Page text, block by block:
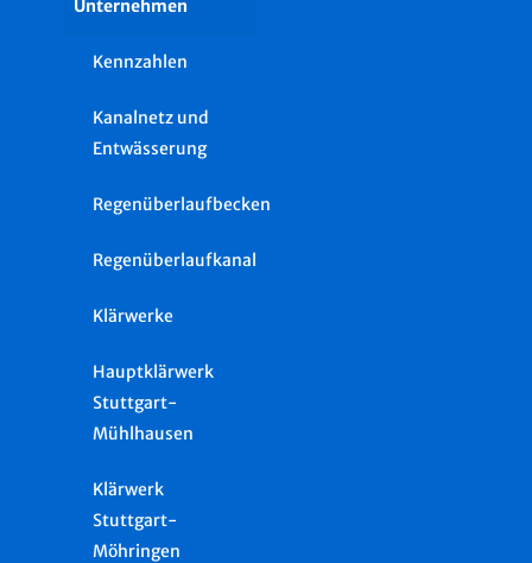
Unternehmen
Kennzahlen
Kanalnetz und
Entwässerung
Regenüberlaufbecken
Regenüberlaufkanal
Klärwerke
Hauptklärwerk
Stuttgart-
Mühlhausen
Klärwerk
Stuttgart-
Möhringen